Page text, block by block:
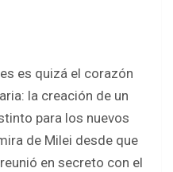
es quizá el corazón
la creación de un
para los nuevos
de Milei desde que
en secreto con el